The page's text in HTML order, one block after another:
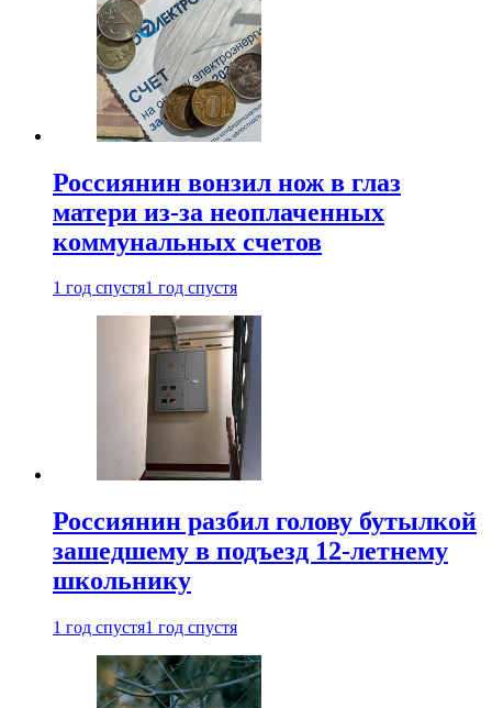
Россиянин вонзил нож в глаз
матери из-за неоплаченных
коммунальных счетов
1 год спустя1 год спустя
Россиянин разбил голову бутылкой
зашедшему в подъезд 12-летнему
школьнику
1 год спустя1 год спустя